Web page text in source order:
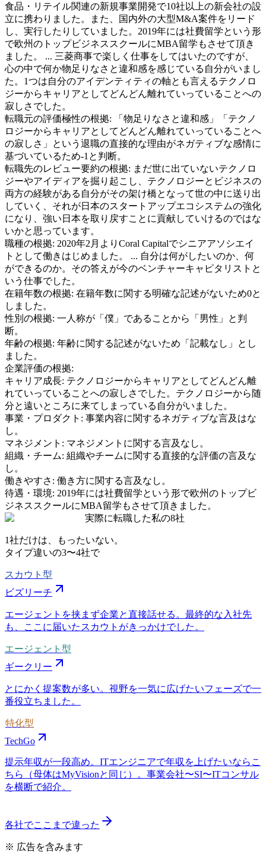
食品・リテイル関連の新規事業開発で10社以上の新会社の設
立に携わりました。また、国内外の大型M&A案件をリード
し、実行したりしていました。2019年には社費留学という形
で欧州のトップビジネススクールにMBA留学もさせて頂き
ました。 ... 三菱商事で楽しく仕事をしてはいたのですが、
心の中で何か物足りなさと違和感を感じている自分がいまし
た。1つは自分のアイデンティティの軸とも言えるテクノロ
ジーからキャリアとしてどんどん離れていっていることへの
寂しさでした。
転職元の評価極性の根拠:
「物足りなさと違和感」「テクノ
ロジーからキャリアとしてどんどん離れていっていることへ
の寂しさ」という退職の直接的な理由がネガティブな感情に
基づいているため-1と判断。
転職先のレビュー要約の根拠: まだ世に出ていないテクノロ
ジーやアイディアを掘り起こし、テクノロジーとビジネスの
両方の経験がある自分がその架け橋となって世の中に送り出
していく、それが日本のスタートアップエコシステムの強化
になり、強い日本を取り戻すことに貢献していけるのではな
いかと思っています。
職種の根拠: 2020年2月よりCoral Capitalでシニアアソシエイ
トとして働きはじめました。 ... 自分は何がしたいのか、何
ができるのか。その答えが今のベンチャーキャピタリストと
いう仕事でした。
在籍年数の根拠: 在籍年数に関する明確な記述がないため0と
しました。
性別の根拠: 一人称が「僕」であることから「男性」と判
断。
年齢の根拠: 年齢に関する記述がないため「記載なし」とし
ました。
企業評価の根拠:
キャリア成長: テクノロジーからキャリアとしてどんどん離
れていっていることへの寂しさでした。テクノロジーから随
分と遠いところに来てしまっている自分がいました。
事業・プロダクト : 事業内容に関するネガティブな言及はな
し。
マネジメント : マネジメントに関する言及なし。
組織・チーム: 組織やチームに関する直接的な評価の言及な
し。
働きやすさ : 働き方に関する言及なし。
待遇・環境: 2019年には社費留学という形で欧州のトップビ
ジネススクールにMBA留学もさせて頂きました。
実際に転職した私の8社
1社だけは、もったいない。
タイプ違いの3〜4社で
スカウト型
ビズリーチ
エージェントを挟まず企業と直接話せる。最終的な入社先
も、ここに届いたスカウトがきっかけでした。
エージェント型
ギークリー
とにかく提案数が多い。視野を一気に広げたいフェーズで一
番役立ちました。
特化型
TechGo
提示年収が一段高め。ITエンジニアで年収を上げたいならこ
ちら（母体はMyVisionと同じ）。事業会社〜SI〜ITコンサル
を横断で紹介。
各社でここまで違った
※ 広告を含みます